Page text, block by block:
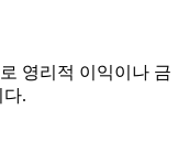
영리적 이익이나 금
.